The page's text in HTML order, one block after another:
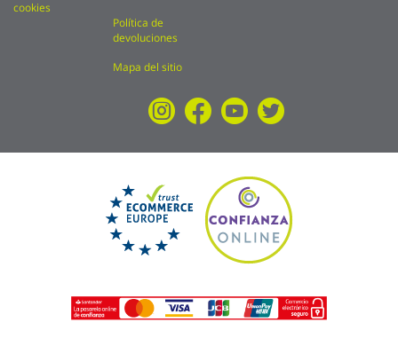
cookies
Política de
devoluciones
Mapa del sitio